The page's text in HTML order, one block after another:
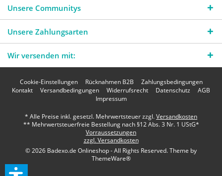
Unsere Communitys
Unsere Zahlungsarten
Wir versenden mit:
Cookie-Einstellungen Rücknahmen B2B
Zahlungsbedingungen
Kontakt
Versandbedingungen Widerrufsrecht Datenschutz
AGB
Impressum
* Alle Preise inkl. gesetzl. Mehrwertsteuer zzgl.Versandkosten
** Mehrwertsteuerfreie Bestellung nach §12 Abs. 3 Nr. 1 UStG*
Vorraussetzungen
zzgl. Versandkosten
© 2026 Badexo.de Onlineshop - All Rights Reserved. Theme by
ThemeWare®